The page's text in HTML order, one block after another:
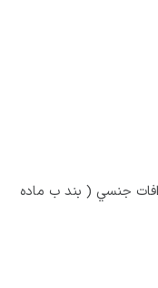
جنسي ( بند ب ماده